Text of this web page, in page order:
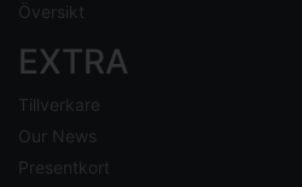
Översikt
EXTRA
Tillverkare
Our News
Presentkort